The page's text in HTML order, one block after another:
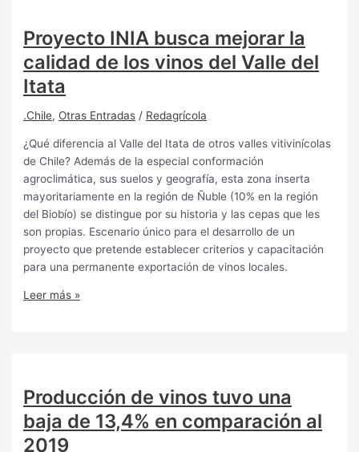
Proyecto INIA busca mejorar la
calidad de los vinos del Valle del
Itata
.Chile, Otras Entradas / Redagrícola
¿Qué diferencia al Valle del Itata de otros valles vitivinícolas
de Chile? Además de la especial conformación
agroclimática, sus suelos y geografía, esta zona inserta
mayoritariamente en la región de Ñuble (10% en la región
del Biobío) se distingue por su historia y las cepas que les
son propias. Escenario único para el desarrollo de un
proyecto que pretende establecer criterios y capacitación
para una permanente exportación de vinos locales.
Leer más »
Producción de vinos tuvo una
baja de 13,4% en comparación al
2019